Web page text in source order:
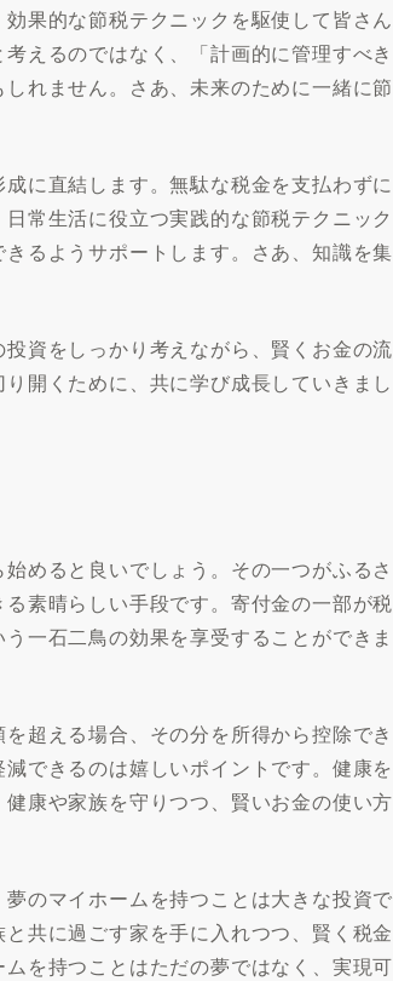
果的な節税テクニックを駆使して皆さん
えるのではなく、「計画的に管理すべき
れません。さあ、未来のために一緒に節
に直結します。無駄な税金を支払わずに
常生活に役立つ実践的な節税テクニック
るようサポートします。さあ、知識を集
資をしっかり考えながら、賢くお金の流
開くために、共に学び成長していきまし
めると良いでしょう。その一つがふるさ
素晴らしい手段です。寄付金の一部が税
一石二鳥の効果を享受することができま
超える場合、その分を所得から控除でき
できるのは嬉しいポイントです。健康を
康や家族を守りつつ、賢いお金の使い方
のマイホームを持つことは大きな投資で
共に過ごす家を手に入れつつ、賢く税金
を持つことはただの夢ではなく、実現可